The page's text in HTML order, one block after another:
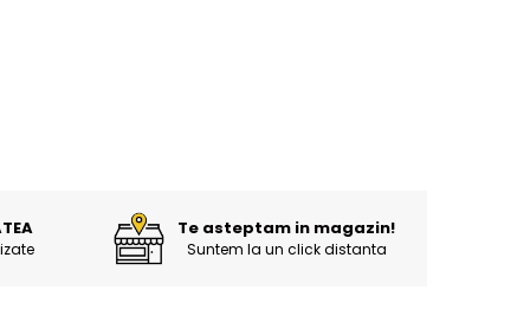
Te asteptam in magazin!
Suntem la un click distanta